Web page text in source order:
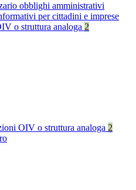
obblighi amministrativi
per cittadini e imprese
o struttura analoga 2
OIV o struttura analoga 2